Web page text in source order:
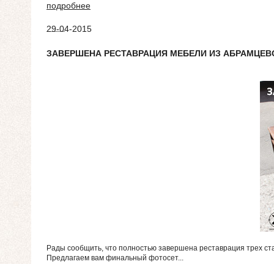
подробнее
29-04-2015
ЗАВЕРШЕНА РЕСТАВРАЦИЯ МЕБЕЛИ ИЗ
Рады сообщить, что полностью завершена реставрация трех
Предлагаем вам финальный фотосет...